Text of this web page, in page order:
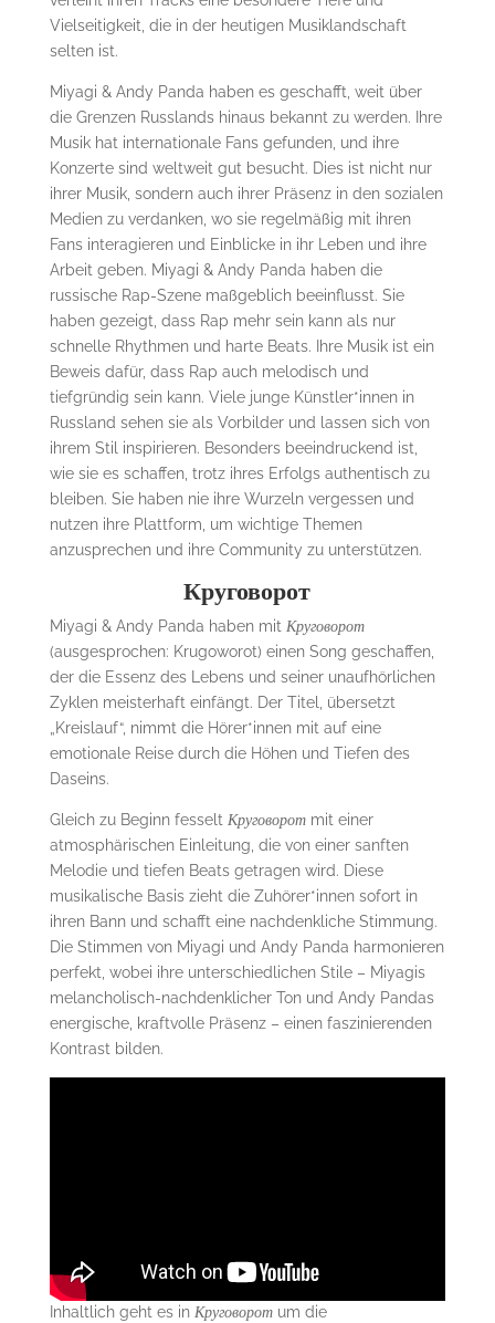
Vielseitigkeit, die in der heutigen Musiklandschaft
selten ist.
Miyagi & Andy Panda haben es geschafft, weit über
die Grenzen Russlands hinaus bekannt zu werden. Ihre
Musik hat internationale Fans gefunden, und ihre
Konzerte sind weltweit gut besucht. Dies ist nicht nur
ihrer Musik, sondern auch ihrer Präsenz in den sozialen
Medien zu verdanken, wo sie regelmäßig mit ihren
Fans interagieren und Einblicke in ihr Leben und ihre
Arbeit geben. Miyagi & Andy Panda haben die
russische Rap-Szene maßgeblich beeinflusst. Sie
haben gezeigt, dass Rap mehr sein kann als nur
schnelle Rhythmen und harte Beats. Ihre Musik ist ein
Beweis dafür, dass Rap auch melodisch und
tiefgründig sein kann. Viele junge Künstler*innen in
Russland sehen sie als Vorbilder und lassen sich von
ihrem Stil inspirieren. Besonders beeindruckend ist,
wie sie es schaffen, trotz ihres Erfolgs authentisch zu
bleiben. Sie haben nie ihre Wurzeln vergessen und
nutzen ihre Plattform, um wichtige Themen
anzusprechen und ihre Community zu unterstützen.
Круговорот
Miyagi & Andy Panda haben mit Круговорот
(ausgesprochen: Krugoworot) einen Song geschaffen,
der die Essenz des Lebens und seiner unaufhörlichen
Zyklen meisterhaft einfängt. Der Titel, übersetzt
„Kreislauf“, nimmt die Hörer*innen mit auf eine
emotionale Reise durch die Höhen und Tiefen des
Daseins.
Gleich zu Beginn fesselt Круговоротmit einer
atmosphärischen Einleitung, die von einer sanften
Melodie und tiefen Beats getragen wird. Diese
musikalische Basis zieht die Zuhörer*innen sofort in
ihren Bann und schafft eine nachdenkliche Stimmung.
Die Stimmen von Miyagi und Andy Panda harmonieren
perfekt, wobei ihre unterschiedlichen Stile – Miyagis
melancholisch-nachdenklicher Ton und Andy Pandas
energische, kraftvolle Präsenz – einen faszinierenden
Kontrast bilden.
Inhaltlich geht es in Круговоротum die